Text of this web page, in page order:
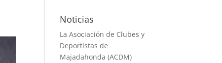
Noticias
La Asociación de Clubes y
Deportistas de
Majadahonda (ACDM)